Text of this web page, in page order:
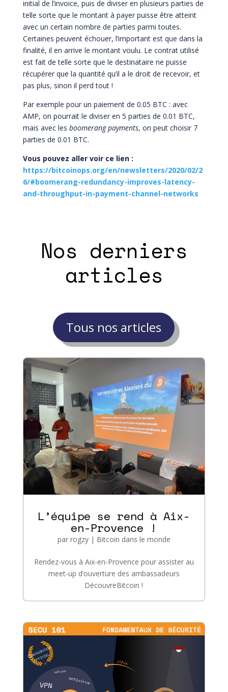
initial de l’invoice, puis de diviser en plusieurs parties de
telle sorte que le montant à payer puisse être atteint
avec un certain nombre de parties parmi toutes.
Certaines peuvent échouer, l’important est que dans la
finalité, il en arrive le montant voulu. Le contrat utilisé
est fait de telle sorte que le destinataire ne puisse
récupérer que la quantité qu’il a le droit de recevoir, et
pas plus, sinon il perd tout !
Par exemple pour un paiement de 0.05 BTC : avec
AMP, on pourrait le diviser en 5 parties de 0.01 BTC,
mais avec les boomerang payments, on peut choisir 7
parties de 0.01 BTC.
Vous pouvez aller voir ce lien :
https://bitcoinops.org/en/newsletters/2020/02/2
6/#boomerang-redundancy-improves-latency-
and-throughput-in-payment-channel-networks
Nos derniers
articles
Tous nos articles
L’équipe se rend à Aix-
en-Provence !
par rogzy| Bitcoin dans le monde
Rendez-vous à Aix-en-Provence pour assister au
meet-up d’ouverture des ambassadeurs
DécouvreBitcoin !